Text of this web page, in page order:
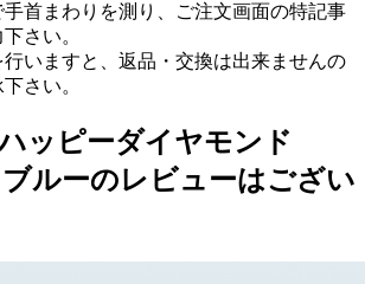
手首まわりを測り、ご注文画面の特記事
さい。
いますと、返品・交換は出来ませんの
さい。
ッピーダイヤモンド
ブルーのレビューはござい